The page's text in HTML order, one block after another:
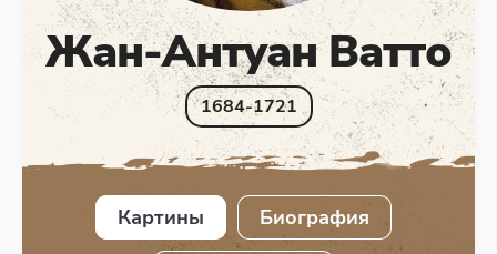
Жан-Антуан Ватто
1684-1721
Картины Биография